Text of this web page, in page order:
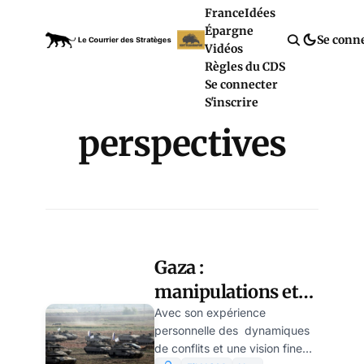
FranceIdées
Épargne
Vidéos
Règles du CDS
Se connecter
S'inscrire
Se
perspectives
Gaza :
manipulations et
scénarios du pire !
par Alexandre N
Avec son expérience
personnelle des dynamiques
de conflits et une vision fine